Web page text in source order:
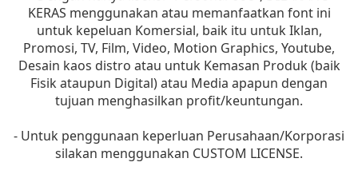
KERAS menggunakan atau memanfaatkan font ini
untuk kepeluan Komersial, baik itu untuk Iklan,
Promosi, TV, Film, Video, Motion Graphics, Youtube,
Desain kaos distro atau untuk Kemasan Produk (baik
Fisik ataupun Digital) atau Media apapun dengan
tujuan menghasilkan profit/keuntungan.
- Untuk penggunaan keperluan Perusahaan/Korporasi
silakan menggunakan CUSTOM LICENSE.